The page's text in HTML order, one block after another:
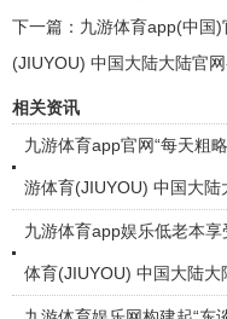
下一篇： 九游体育app(中国
(JIUYOU) 中国大陆大陆官
相关资讯
九游体育app官网“每天粗
游体育(JIUYOU) 中国大陆
九游体育app娱乐低老本
体育(JIUYOU) 中国大陆大